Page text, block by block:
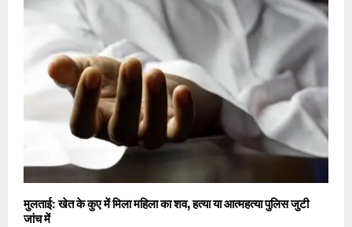
मुलताई: खेत के कुए में मिला महिला का शव, हत्या या आत्महत्या पुलिस जुटी
जांच में